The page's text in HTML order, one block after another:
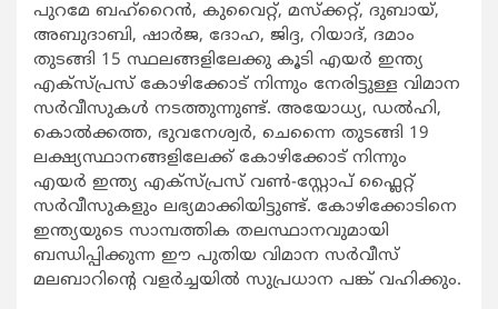
പുറമേ ബഹ്റൈൻ, കുവൈറ്റ്, മസ്ക്കറ്റ്, ദുബായ്,
അബുദാബി, ഷാർജ, ദോഹ, ജിദ്ദ, റിയാദ്, ദമാം
തുടങ്ങി 15 സ്ഥലങ്ങളിലേക്കു കൂടി എയർ ഇന്ത്യ
എക്സ്പ്രസ് കോഴിക്കോട് നിന്നും നേരിട്ടുള്ള വിമാന
സർവീസുകൾ നടത്തുന്നുണ്ട്. അയോധ്യ, ഡൽഹി,
കൊൽക്കത്ത, ഭുവനേശ്വർ, ചെന്നൈ തുടങ്ങി 19
ലക്ഷ്യസ്ഥാനങ്ങളിലേക്ക് കോഴിക്കോട് നിന്നും
എയർ ഇന്ത്യ എക്സ്പ്രസ് വണ്‍-സ്റ്റോപ് ഫ്ലൈറ്റ്
സർവീസുകളും ലഭ്യമാക്കിയിട്ടുണ്ട്. കോഴിക്കോടിനെ
ഇന്ത്യയുടെ സാമ്പത്തിക തലസ്ഥാനവുമായി
ബന്ധിപ്പിക്കുന്ന ഈ പുതിയ വിമാന സർവീസ്
മലബാറിന്‍റെ വളർച്ചയിൽ സുപ്രധാന പങ്ക് വഹിക്കും.